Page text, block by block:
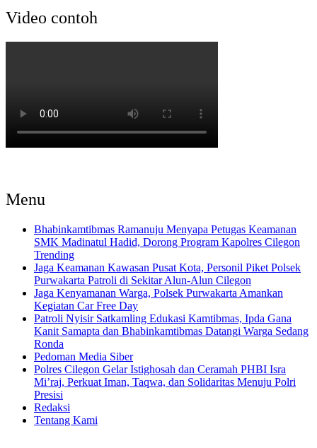
Video contoh
Menu
Bhabinkamtibmas Ramanuju Menyapa Petugas Keamanan
SMK Madinatul Hadid, Dorong Program Kapolres Cilegon
Trending
Jaga Keamanan Kawasan Pusat Kota, Personil Piket Polsek
Purwakarta Patroli di Sekitar Alun-Alun Cilegon
Jaga Kenyamanan Warga, Polsek Purwakarta Amankan
Kegiatan Car Free Day
Patroli Nyisir Satkamling Edukasi Kamtibmas, Ipda Gana
Kanit Samapta dan Bhabinkamtibmas Datangi Warga Sedang
Ronda
Pedoman Media Siber
Polres Cilegon Gelar Istighosah dan Ceramah PHBI Isra
Mi’raj, Perkuat Iman, Taqwa, dan Solidaritas Menuju Polri
Presisi
Redaksi
Tentang Kami